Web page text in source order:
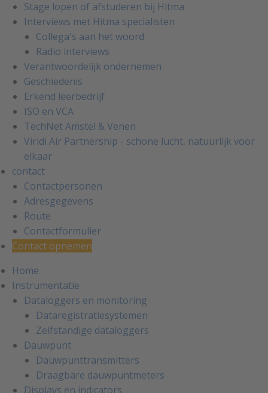
Stage lopen of afstuderen bij Hitma
Interviews met Hitma specialisten
Collega's aan het woord
Radio interviews
Verantwoordelijk ondernemen
Geschiedenis
Erkend leerbedrijf
ISO en VCA
TechNet Amstel & Venen
Viridi Air Partnership - schone lucht, natuurlijk voor
elkaar
contact
Contactpersonen
Adresgegevens
Route
Contactformulier
Contact opnemen
Home
Instrumentatie
Dataloggers en monitoring
Dataregistratiesystemen
Zelfstandige dataloggers
Dauwpunt
Dauwpunttransmitters
Draagbare dauwpuntmeters
Displays en indicators